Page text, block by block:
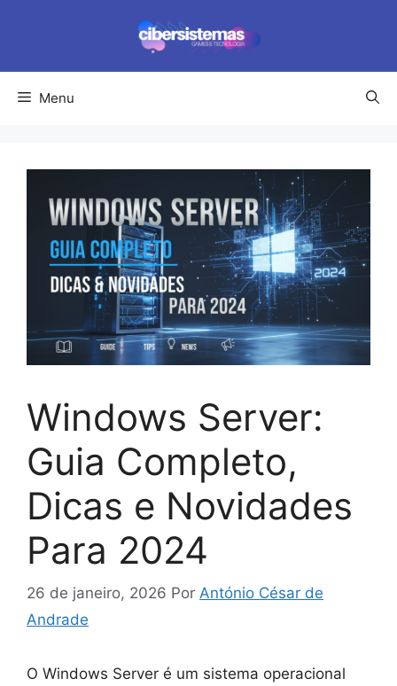
conteúdo
Menu
Windows Server:
Guia Completo,
Dicas e Novidades
Para 2024
26 de janeiro, 2026 Por António César de
Andrade
O Windows Server é um sistema operacional